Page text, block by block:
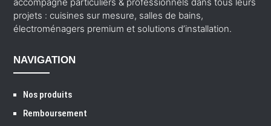
projets : cuisines sur mesure, salles de bains,
électroménagers premium et solutions d’installation.
NAVIGATION
Nos produits
Remboursement